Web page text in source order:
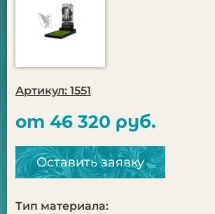
Артикул: 1551
от 46 320 руб.
Оставить заявку
Тип материала: